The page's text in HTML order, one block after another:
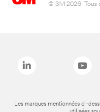
© 3M 2026. Tous
Les marques mentionnées ci-